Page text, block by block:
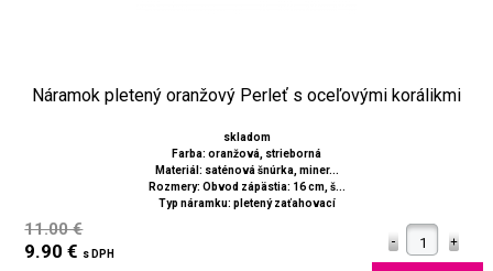
Náramok pletený oranžový Perleť s oceľovými korálikmi
skladom
Farba: oranžová, strieborná
Materiál: saténová šnúrka, miner...
Rozmery: Obvod zápästia: 16 cm, š...
Typ náramku: pletený zaťahovací
11.00 €
9.90 € s DPH